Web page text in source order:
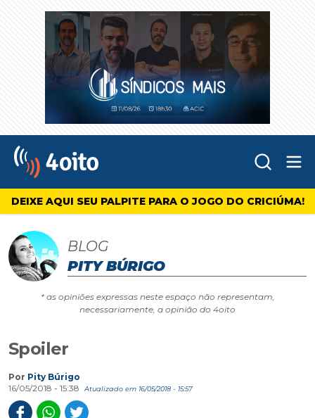
4oito
DEIXE AQUI SEU PALPITE PARA O JOGO DO CRICIÚMA!
BLOG
PITY BÚRIGO
* as opiniões expressas neste espaço não representam,
necessariamente, a opinião do 4oito
Spoiler
Por Pity Búrigo
16/05/2018 - 15:38
Atualizado em 16/05/2018 - 15:57